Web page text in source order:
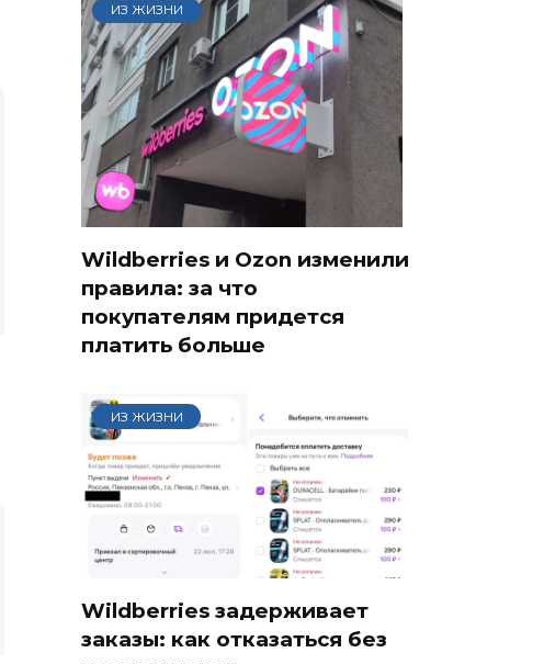
ИЗ ЖИЗНИ
Wildberries и Ozon изменили
правила: за что
покупателям придется
платить больше
ИЗ ЖИЗНИ
Wildberries задерживает
заказы: как отказаться без